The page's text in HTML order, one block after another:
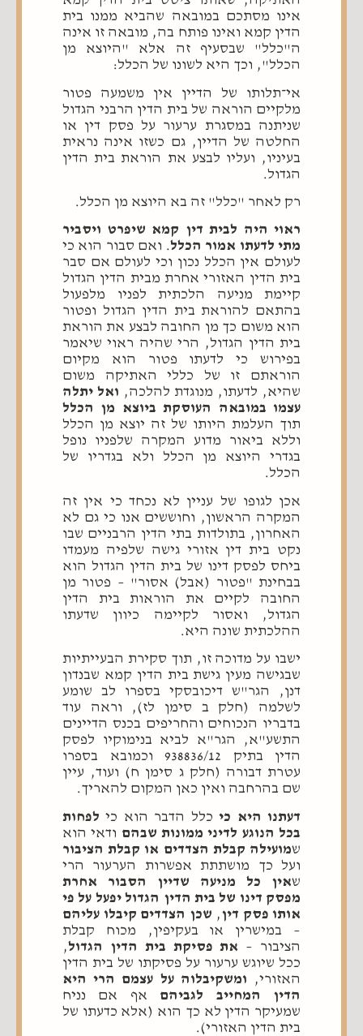
אינו מסתכם במובאה שהביא ממנו בית
הדין קמא ואינו פותח בה, מובאה זו אינה
ה"כלל" שבסעיף זה אלא "היוצא מן
הכלל", וכך היא לשונו של הכלל:
אי־תלותו של הדיין אין משמעה פטור
מלקיים הוראה של בית הדין הרבני הגדול
שניתנה במסגרת ערעור על פסק דין או
החלטה של הדיין, גם כשזו אינה נראית
בעיניו, ועליו לבצע את הוראת בית הדין
הגדול.
רק לאחר "כלל" זה בא היוצא מן הכלל.
ראוי היה לבית דין קמא שיפרט ויסביר
מתי לדעתו אמור הכלל. ואם סבור הוא כי
לעולם אין הכלל נכון וכי לעולם אם סבר
בית הדין האזורי אחרת מבית הדין הגדול
קיימת מניעה הלכתית לפניו מלפעול
בהתאם להוראת בית הדין הגדול ופטור
הוא משום כך מן החובה לבצע את הוראת
בית הדין הגדול, הרי שהיה ראוי שיאמר
בפירוש כי לדעתו פטור הוא מקיום
הוראתם זו של כללי האתיקה משום
שהיא, לדעתו, מנוגדת להלכה, ואל יתלה
עצמו במובאה העוסקת ביוצא מן הכלל
תוך העלמת היותו של זה יוצא מן הכלל
וללא ביאור מדוע המקרה שלפניו נופל
בגדרי היוצא מן הכלל ולא בגדריו של
הכלל.
אכן לגופו של עניין לא נכחד כי אין זה
המקרה הראשון, וחוששים אנו כי גם לא
האחרון, בתולדות בתי הדין הרבניים שבו
נקט בית דין אזורי גישה שלפיה מעמדו
ביחס לפסק דינו של בית הדין הגדול הוא
בבחינת "פטור (אבל) אסור" – פטור מן
החובה לקיים את הוראות בית הדין
הגדול, ואסור לקיימה כיוון שדעתו
ההלכתית שונה היא.
ישבו על מדוכה זו, תוך סקירת הבעייתיות
שבגישה מעין גישת בית הדין קמא שבנדון
דנן, הגר"ש דיכובסקי בספרו לב שומע
לשלמה (חלק ב סימן לז), וראה עוד
בדבריו הנכוחים והחריפים בכנס הדיינים
התשע"א, הגר"א לביא בנימוקיו לפסק
הדין בתיק 938836/12 וכמובא בספרו
עטרת דבורה (חלק ג סימן ח) ועוד, עיין
שם בהרחבה ואין כאן המקום להאריך.
דעתנו היא כי כלל הדבר הוא כילפחות
בכל הנוגע לדיני ממונות שבהם ודאי הוא
שמועילה קבלת הצדדים או קבלת הציבור
ועל כך מושתתת אפשרות הערעור הרי
שאין כל מניעה שדיין הסבור אחרת
מפסק דינו של בית הדין הגדול יפעל על פי
אותו פסק דין, שכן הצדדים קיבלו עליהם
– במישרין או בעקיפין, מכוח קבלת
הציבור – את פסיקת בית הדין הגדול,
ככל שיוגש ערעור על פסיקתו של בית הדין
האזורי, ומשקיבלוה על עצמם הרי היא
הדין המחייב לגביהם אף אם נניח
שמעיקר הדין לא כך הוא (אלא כדעתו של
בית הדין האזורי).